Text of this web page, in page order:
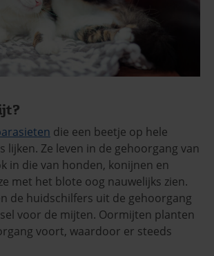
die een beetje op hele
lijken. Ze leven in de gehoorgang van
in die van honden, konijnen en
met het blote oog nauwelijks zien.
de huidschilfers uit de gehoorgang
voor de mijten. Oormijten planten
voort, waardoor er steeds